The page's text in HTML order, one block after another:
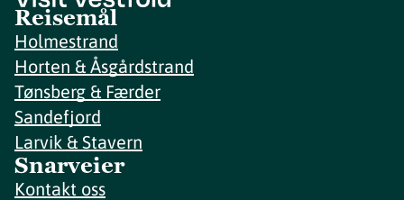
Reisemål
Holmestrand
Horten & Åsgårdstrand
Tønsberg & Færder
Sandefjord
Larvik & Stavern
Snarveier
Kontakt oss